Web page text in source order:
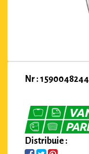
Nr : 1590048244
Distribuie :